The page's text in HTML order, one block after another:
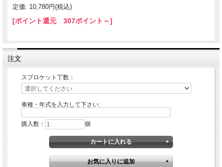
SV 650 / 1999-2009
Gladius 650 / 2009-2011
GSX-R750 / 1985-1989
GSX-R750 / 2000-2008
GSX-R750 / 2011-2014
TL 1000R / 1998-2002
TL 1000S / 1997-2001
SV 1000 / 2003-2006
GSX-R1000 / 2001-2008
GSX-R1000 / 2009-2014に適合します。
定価: 10,780円(税込)
[ポイント還元 307ポイント～]
注文
スプロケット丁数：
車種・年式を入力して下さい:
購入数： 個